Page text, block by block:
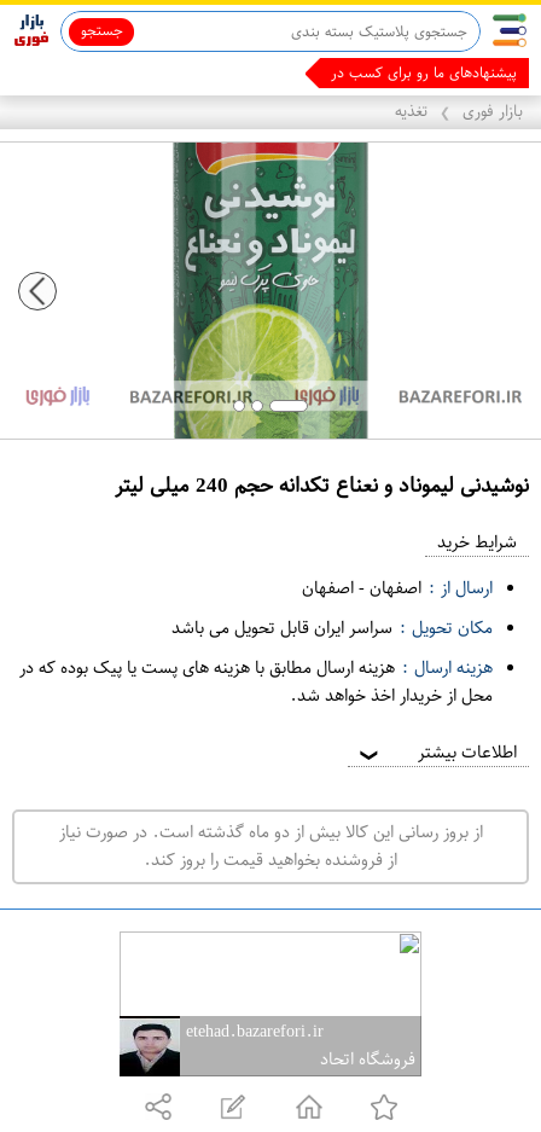
جستجو
پیشنهادهای ما رو برای کسب درآمد ببین
بازار فوری ❯ تغذیه
نوشیدنی لیموناد و نعناع تکدانه حجم 240 میلی لیتر
ر
ت
ه
ر
ا
شرایط خرید
ارسال از : اصفهان-اصفهان
مکان تحویل : سراسر ایران قابل تحویل می باشد
هزینه ارسال : هزینه ارسال مطابق با هزینه های پست یا پیک بوده که در
محل از خریدار اخذ خواهد شد.
اطلاعات بیشتر ❯
از بروز رسانی این کالا بیش از دو ماه گذشته است. در صورت نیاز
از فروشنده بخواهید قیمت را بروز کند.
etehad.bazarefori.ir
فروشگاه اتحاد